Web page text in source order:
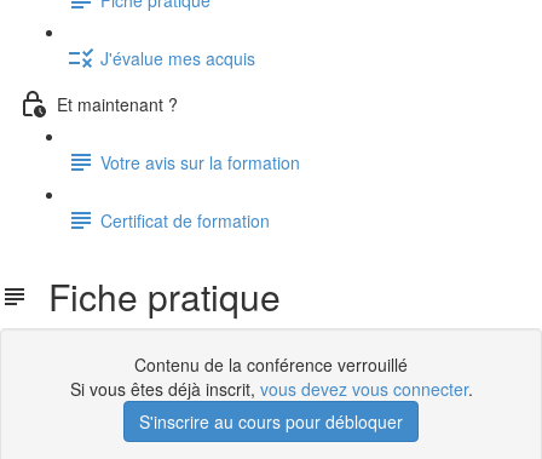
J'évalue mes acquis
Et maintenant ?
Votre avis sur la formation
Certificat de formation
Fiche pratique
Contenu de la conférence verrouillé
Si vous êtes déjà inscrit, vous devez vous connecter.
S'inscrire au cours pour débloquer